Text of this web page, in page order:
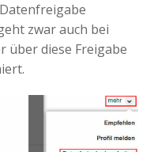
zwar auch bei
über diese Freigabe